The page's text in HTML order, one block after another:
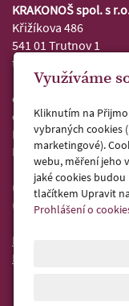
KRAKONOŠ spol. s
Křižíkova 486
541 01 Trutnov 1
telefon: 499 840 114
e-mail:
e-mail:
IČ: 48151769
DIČ: CZ48151769
(zapsáno v OR KS
(viz.obchodní rejstřík
Projekty ve spolupráci
FVE Krakonoš,
Využíváme
Kliknutím na
vybraných cookies
marketingové).
webu, měření jeho
jaké cookies
tlačítkem Upravit
Prohlášení o